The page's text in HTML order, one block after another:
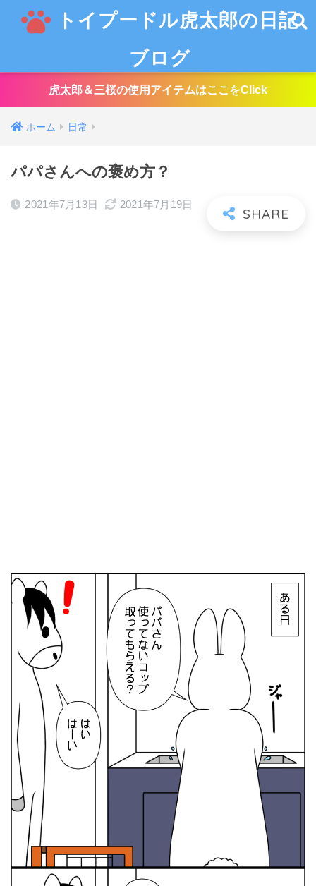
トイプードル虎太郎の日記
ブログ
虎太郎＆三桜の使用アイテムはここをClick
ホーム 日常
パパさんへの褒め方？
2021年7月13日 2021年7月19日